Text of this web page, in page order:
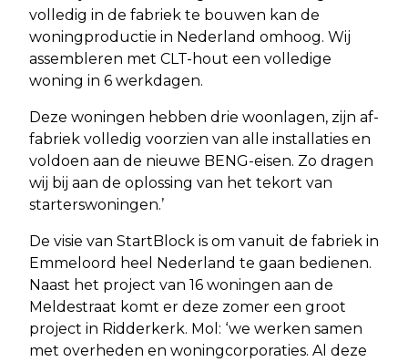
volledig in de fabriek te bouwen kan de
woningproductie in Nederland omhoog. Wij
assembleren met CLT-hout een volledige
woning in 6 werkdagen.
Deze woningen hebben drie woonlagen, zijn af-
fabriek volledig voorzien van alle installaties en
voldoen aan de nieuwe BENG-eisen. Zo dragen
wij bij aan de oplossing van het tekort van
starterswoningen.’
De visie van StartBlock is om vanuit de fabriek in
Emmeloord heel Nederland te gaan bedienen.
Naast het project van 16 woningen aan de
Meldestraat komt er deze zomer een groot
project in Ridderkerk. Mol: ‘we werken samen
met overheden en woningcorporaties. Al deze